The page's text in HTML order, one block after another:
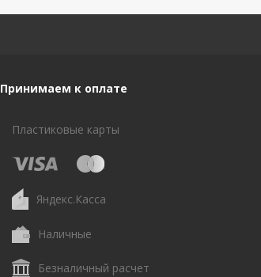
Принимаем к оплате
Пластиковые карты
Яндекс.Касса
Наличные
Безналичный расчет